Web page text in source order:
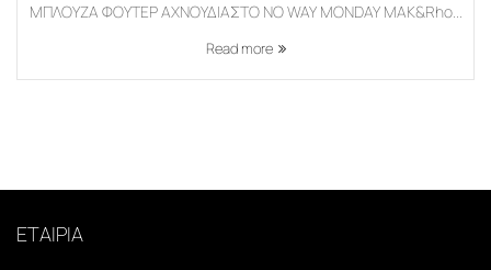
ΜΠΛΟΥΖΑ ΦΟΥΤΕΡ ΑΧΝΟΥΔΙΑΣΤΟ NO WAY MONDAY ΜΑΚ&Rho...
Read more
ΕΤΑΙΡΙΑ